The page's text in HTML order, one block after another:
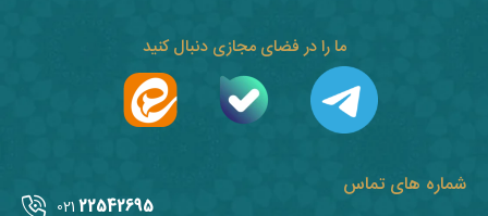
شماره های تماس
22542695
021
ما را در فضای مجازی دنبال کنید